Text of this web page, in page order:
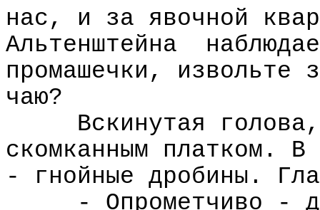
нас, и за явочной
Альтенштейна
промашечки, извольте
чаю?
Вскинутая голова,
скомканным платком. В
- гнойные дробины.
- Опрометчиво -